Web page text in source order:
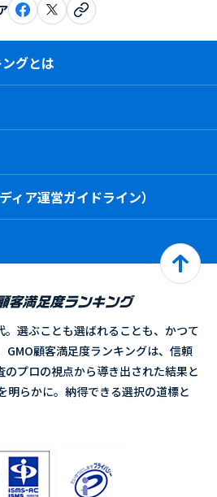
グとは
ィア運営ガイドライン）
選ぶことも選ばれることも、かつて
GMO顧客満足度ランキングは、信頼
プロの視点から導き出された結果と
明らかに。納得できる選択の道標と